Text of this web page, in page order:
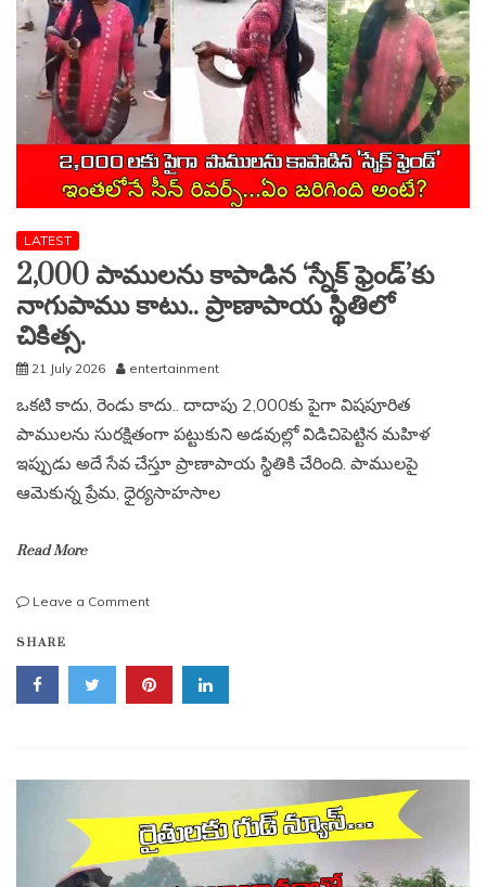
నిదర్శనం.
LATEST
2,000 పాములను కాపాడిన ‘స్నేక్ ఫ్రెండ్’కు
నాగుపాము కాటు.. ప్రాణాపాయ స్థితిలో
చికిత్స.
21 July 2026 entertainment
ఒకటి కాదు, రెండు కాదు.. దాదాపు 2,000కు పైగా విషపూరిత
పాములను సురక్షితంగా పట్టుకుని అడవుల్లో విడిచిపెట్టిన మహిళ
ఇప్పుడు అదే సేవ చేస్తూ ప్రాణాపాయ స్థితికి చేరింది. పాములపై
ఆమెకున్న ప్రేమ, ధైర్యసాహసాల
Read More
Leave a Commenton
కాపాడిన
‘స్నేక్
ఫ్రెండ్’కు
చికిత్స.
SHARE